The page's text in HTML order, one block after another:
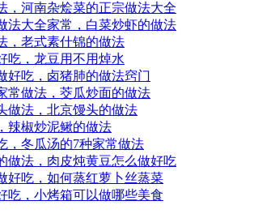
，河南杂烩菜的正宗做法大全
法大全家常，白菜炒虾的做法
，老式素什锦的做法
吃，龙豆用不用焯水
好吃，卤猪肺的做法窍门
常做法，茭瓜炒面的做法
做法，北京馒头的做法
辣椒炒泥鳅的做法
，冬瓜汤的7种家常做法
做法，肉皮炖黄豆怎么做好吃
好吃，如何蒸红萝卜丝蒸菜
吃，小烤箱可以做哪些美食